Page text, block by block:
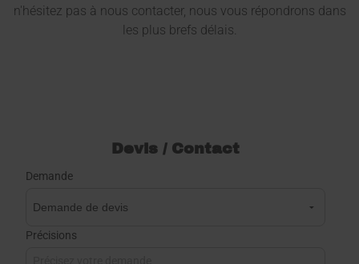
n'hésitez pas à nous contacter, nous vous répondrons dans
les plus brefs délais.
Devis / Contact
Demande
Précisions